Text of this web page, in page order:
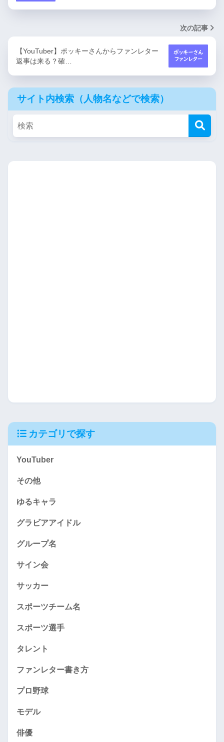
次の記事
【YouTuber】ポッキーさんからファンレター
返事は来る？確…
サイト内検索（人物名などで検索）
カテゴリで探す
YouTuber
その他
ゆるキャラ
グラビアアイドル
グループ名
サイン会
サッカー
スポーツチーム名
スポーツ選手
タレント
ファンレター書き方
プロ野球
モデル
俳優